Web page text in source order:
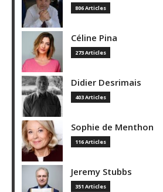
806 Articles
Céline Pina
273 Articles
Didier Desrimais
403 Articles
Sophie de Menthon
116 Articles
Jeremy Stubbs
351 Articles